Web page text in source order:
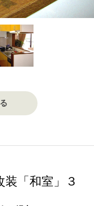
「和室」３